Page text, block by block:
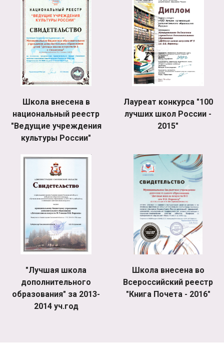
Школа внесена в
национальный реестр
"Ведущие учреждения
культуры России"
Лауреат конкурса "100
лучших школ России -
2015"
"Лучшая школа
дополнительного
образования" за 2013-
2014 уч.год
Школа внесена во
Всероссийский реестр
"Книга Почета - 2016"